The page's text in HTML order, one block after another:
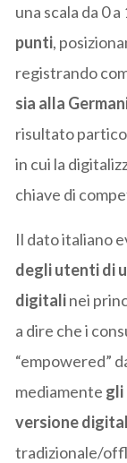
una scala da 0 a
punti,
registrando
sia alla
risultato
in cui la
chiave di
Il dato italiano
degli utenti di
digitalinei
a dire che i
“empowered”
mediamente gli
versione
tradizionale/